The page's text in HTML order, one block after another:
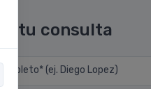
tu consulta
(ej. Diego Lopez)